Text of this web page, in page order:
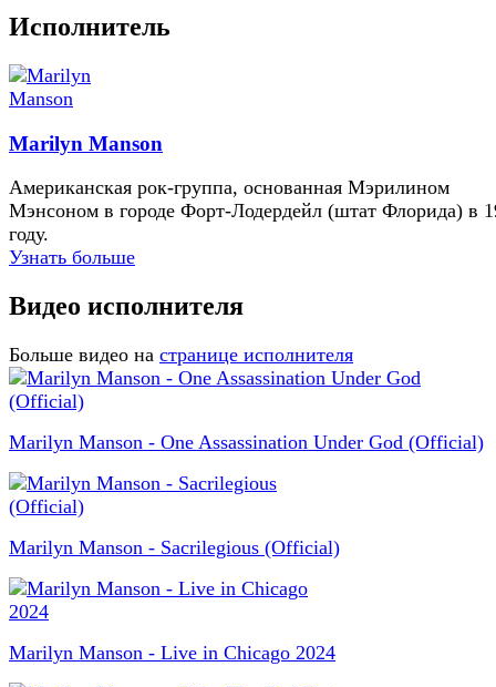
Исполнитель
Marilyn Manson
Американская рок-группа, основанная Мэрилином
Мэнсоном в городе Форт-Лодердейл (штат Флорида) в
году.
Узнать больше
Видео исполнителя
Больше видео на странице исполнителя
Marilyn Manson - One Assassination Under God (Official)
Marilyn Manson - Sacrilegious (Official)
Marilyn Manson - Live in Chicago 2024